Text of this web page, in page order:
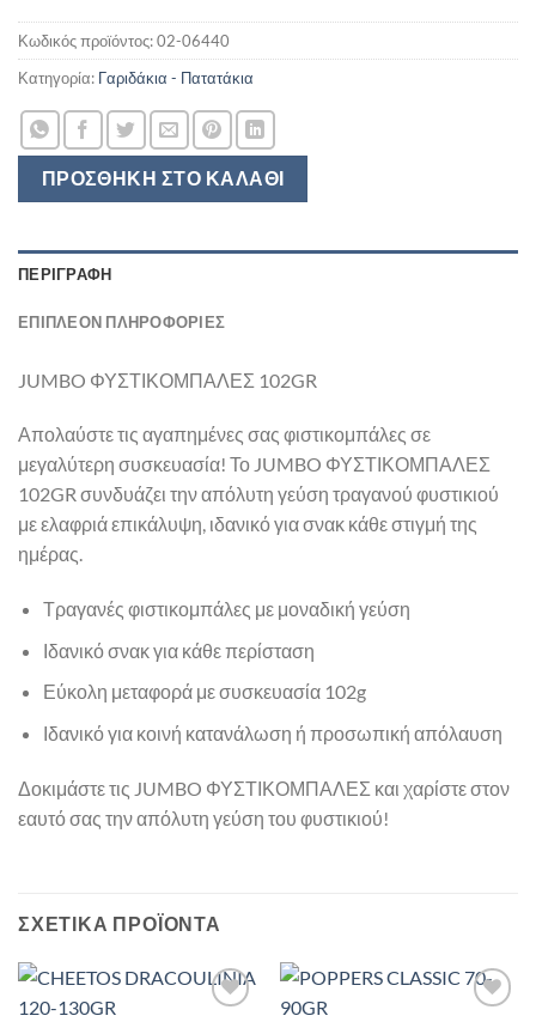
ΠΡΟΣΘΉΚΗ ΣΤΟ ΚΑΛΆΘΙ
Κωδικός προϊόντος:02-06440
Κατηγορία: Γαριδάκια - Πατατάκια
ΠΕΡΙΓΡΑΦΉ
ΕΠΙΠΛΈΟΝ ΠΛΗΡΟΦΟΡΊΕΣ
JUMBO ΦΥΣΤΙΚΟΜΠΑΛΕΣ 102GR
Απολαύστε τις αγαπημένες σας φιστικομπάλες σε
μεγαλύτερη συσκευασία! Το JUMBO ΦΥΣΤΙΚΟΜΠΑΛΕΣ
102GR συνδυάζει την απόλυτη γεύση τραγανού φυστικιού
με ελαφριά επικάλυψη, ιδανικό για σνακ κάθε στιγμή της
ημέρας.
Τραγανές φιστικομπάλες με μοναδική γεύση
Ιδανικό σνακ για κάθε περίσταση
Εύκολη μεταφορά με συσκευασία 102g
Ιδανικό για κοινή κατανάλωση ή προσωπική απόλαυση
Δοκιμάστε τις JUMBO ΦΥΣΤΙΚΟΜΠΑΛΕΣ και χαρίστε στον
εαυτό σας την απόλυτη γεύση του φυστικιού!
ΣΧΕΤΙΚΆ ΠΡΟΪΌΝΤΑ